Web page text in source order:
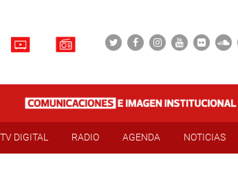
TV DIGITAL RADIO AGENDA NOTICIAS